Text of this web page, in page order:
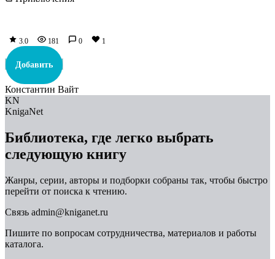
3.0 181 0 1
Добавить
Константин Вайт
KN
KnigaNet
Библиотека, где легко выбрать
следующую книгу
Жанры, серии, авторы и подборки собраны так, чтобы быстро
перейти от поиска к чтению.
Связь admin@kniganet.ru
Пишите по вопросам сотрудничества, материалов и работы
каталога.